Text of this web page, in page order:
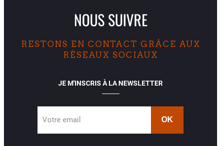
NOUS SUIVRE
RESTONS EN CONTACT GRÂCE AUX
RÉSEAUX SOCIAUX
JE M'INSCRIS À LA NEWSLETTER
Votre email